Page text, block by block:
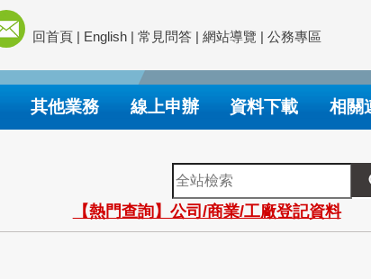
回首頁 | English | 常見問答 | 網站導覽 | 公務專區
其他業務 線上申辦 資料下載 相關
全
站
檢
索
【熱門查詢】公司/商業/工廠登記資料